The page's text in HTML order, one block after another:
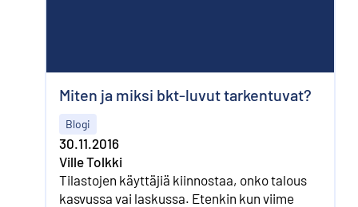
Miten ja miksi bkt-luvut tarkentuvat?
Blogi
30.11.2016
Ville Tolkki
Tilastojen käyttäjiä kiinnostaa, onko talous
kasvussa vai laskussa. Etenkin kun viime